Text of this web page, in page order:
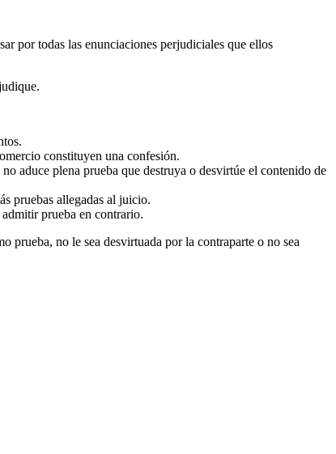
por todas las enunciaciones perjudiciales que ellos
constituyen una confesión.
aduce plena prueba que destruya o desvirtúe el contenido de
pruebas allegadas al juicio.
prueba en contrario.
prueba, no le sea desvirtuada por la contraparte o no sea